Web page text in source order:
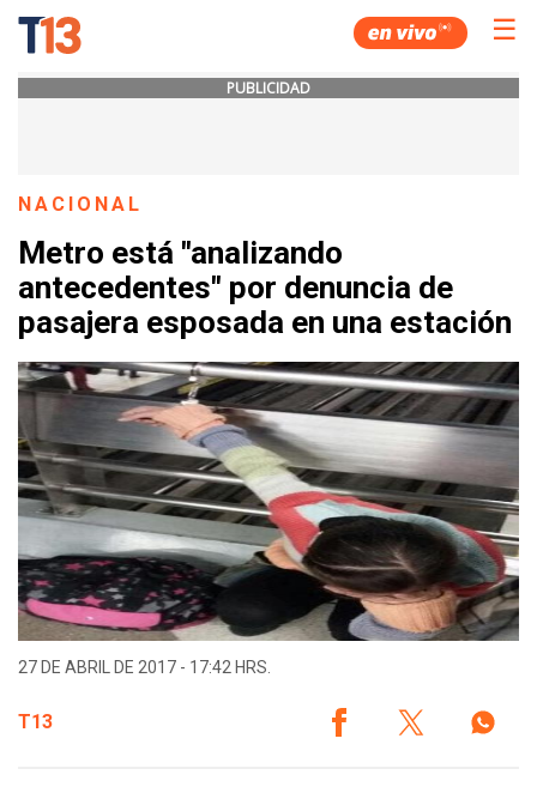
☰
PUBLICIDAD
NACIONAL
Metro está "analizando
antecedentes" por denuncia de
pasajera esposada en una estación
27 DE ABRIL DE 2017 - 17:42 HRS.
T13